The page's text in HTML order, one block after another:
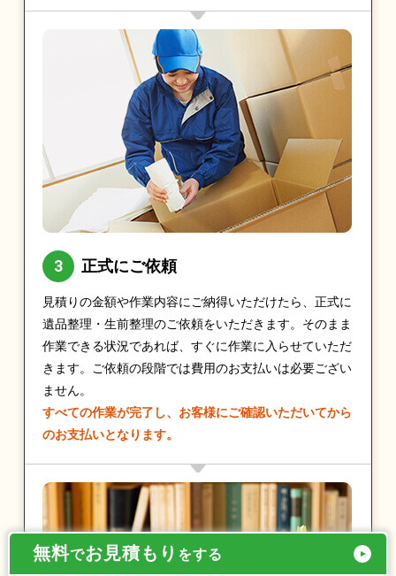
正式にご依頼
見積りの金額や作業内容にご納得いただけたら、正式に
遺品整理・生前整理のご依頼をいただきます。そのまま
作業できる状況であれば、すぐに作業に入らせていただ
きます。ご依頼の段階では費用のお支払いは必要ござい
ません。
すべての作業が完了し、お客様にご確認いただいてから
のお支払いとなります。
無料でお見積もり をする